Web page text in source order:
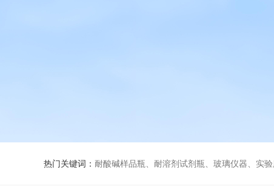
热门关键词： 耐酸碱样品瓶、耐溶剂试剂瓶、玻璃仪器、实